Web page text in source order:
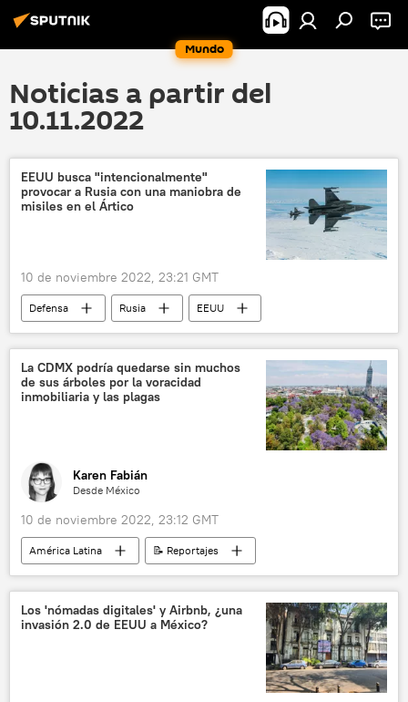
Mundo
Noticias a partir del
10.11.2022
EEUU busca "intencionalmente"
provocar a Rusia con una maniobra de
misiles en el Ártico
10 de noviembre 2022, 23:21 GMT
Defensa Rusia
EEUU
Ártico
OTAN
Múrmansk
seguridad
📰 Ampliación de la OTAN
Finlandia
Suecia
La CDMX podría quedarse sin muchos
de sus árboles por la voracidad
inmobiliaria y las plagas
Karen Fabián
Desde México
10 de noviembre 2022, 23:12 GMT
América Latina
📝 Reportajes
Ciudad de México (CDMX)
México
sociedad
medioambiente
Los 'nómadas digitales' y Airbnb, ¿una
invasión 2.0 de EEUU a México?